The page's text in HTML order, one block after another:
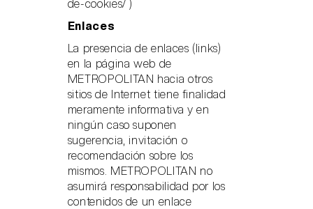
de-cookies/ )
Enlaces
La presencia de enlaces (links)
en la página web de
METROPOLITAN hacia otros
sitios de Internet tiene finalidad
meramente informativa y en
ningún caso suponen
sugerencia, invitación o
recomendación sobre los
mismos. METROPOLITAN no
asumirá responsabilidad por los
contenidos de un enlace